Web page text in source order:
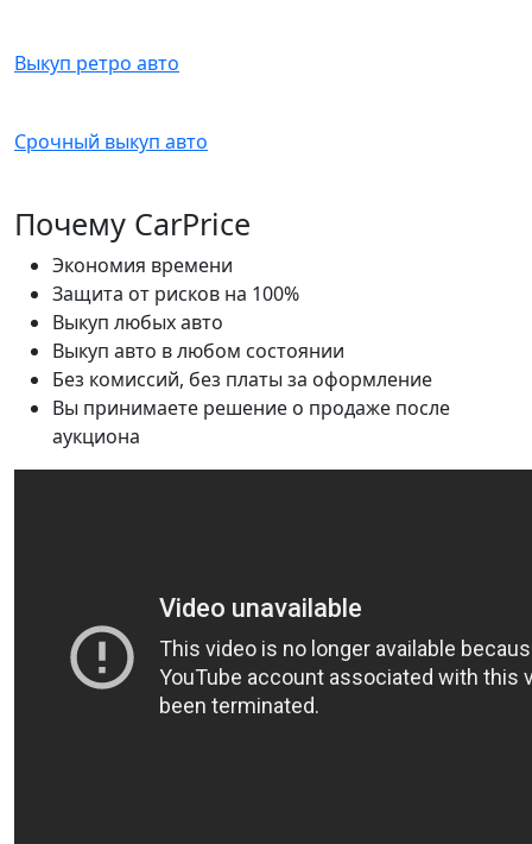
Выкуп ретро авто
Срочный выкуп авто
Почему CarPrice
Экономия времени
Защита от рисков на 100%
Выкуп любых авто
Выкуп авто в любом состоянии
Без комиссий, без платы за оформление
Вы принимаете решение о продаже после
аукциона